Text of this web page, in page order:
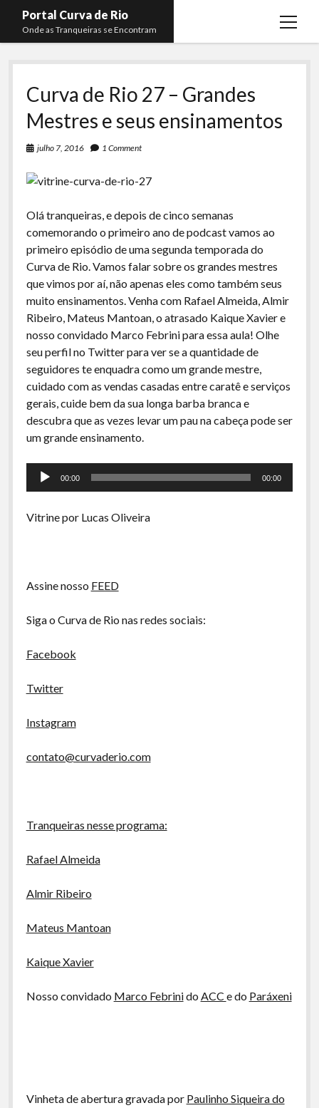
Portal Curva de Rio
Onde as Tranqueiras se Encontram
open
Podcasts open
Curva de Rio
Curva Belas Artes
Curva Classics
Boca do Lixo
Rachão na Beira do RIo
Arquivo CDR
Papo Tranqueira
A Ripa É a Lei
Especiais
Preliminares
Membros open
Almir Ribeiro
Felype Silva
Mateus Mantoan
Rafael Almeida
twitterfacebookinstagram
youtube
rss emailtelegram
Curva de Rio 27 – Grandes
Mestres e seus ensinamentos
julho 7, 2016 1 Comment
Olá tranqueiras, e depois de cinco semanas
comemorando o primeiro ano de podcast vamos ao
primeiro episódio de uma segunda temporada do
Curva de Rio. Vamos falar sobre os grandes mestres
que vimos por aí, não apenas eles como também seus
muito ensinamentos. Venha com Rafael Almeida, Almir
Ribeiro, Mateus Mantoan, o atrasado Kaique Xavier e
nosso convidado Marco Febrini para essa aula! Olhe
seu perfil no Twitter para ver se a quantidade de
seguidores te enquadra como um grande mestre,
cuidado com as vendas casadas entre caratê e serviços
gerais, cuide bem da sua longa barba branca e
descubra que as vezes levar um pau na cabeça pode ser
um grande ensinamento.
Tocador
00:00 00:00
Vitrine por Lucas Oliveira
Assine nosso FEED
Siga o Curva de Rio nas redes sociais:
Facebook
Twitter
Instagram
contato@curvaderio.com
Tranqueiras nesse programa:
Rafael Almeida
Almir Ribeiro
Mateus Mantoan
Kaique Xavier
Nosso convidado Marco Febrinido ACC e do Paráxeni
Vinheta de abertura gravada por Paulinho Siqueira do